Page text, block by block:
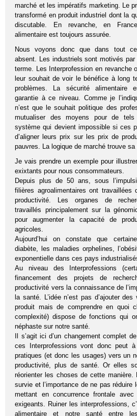
marché et les impératifs marketing. Le
transformé en produit industriel dont la
discutable. En revanche, en
alimentaire est toujours assurée.
Nous voyons donc que dans tout
absent. Les industriels sont motivés
terme. Les Interprofession en revanche
leur souhait de voir le bénéfice à long
problèmes. La sécurité alimentaire
garantie à ce niveau. Comme je
n’est que le souhait politique des
mutualiser des moyens pour de
système qui devient impossible si ces
d’aligner leurs prix sur les prix de
pauvres. La logique de marché trouve sa
Je vais prendre un exemple pour
exixtants pour nous consommateurs.
Depuis plus de 50 ans, sous
filières agroalimentaires ont
productivité. Les organes de
travaillés principalement sur la
pour augmenter la capacité de
agricoles.
Aujourd’hui on constate que
diabète, les maladies orphelines,
exponentielle dans ces pays
Au niveau des Interprofessions
financement des projets de
productivité vers la connaissance de
la santé. L’idée n’est pas d’ajouter
produit mais de comprendre en quoi
complexité) dispose de fonctions qui
néphaste sur notre santé.
Il s’agit ici d’un changement complet
ces Interprofessions vont donc peut
pratiques (et donc les usages) vers un
productivité, plus de santé. Or elles
réorienter les choses de cette manière.
survie et l’importance de ne pas réduire
mettant en concurrence frontale avec
exigeants. Ruiner les interprofessions,
alimentaire et notre santé entre